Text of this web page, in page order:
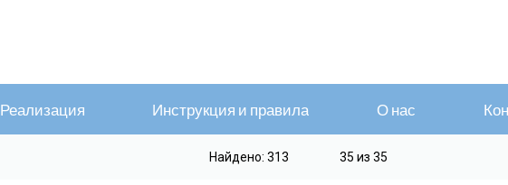
Реализация Инструкция и правила О нас
Найдено: 313 35 из 35